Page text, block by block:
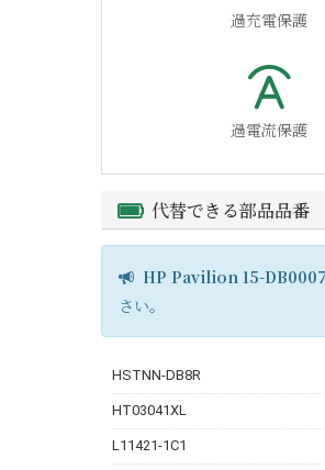
過充電保護
過電流保護
代替できる部品品番
HP Pavilion 15-
さい。
HSTNN-DB8R
HT03041XL
L11421-1C1